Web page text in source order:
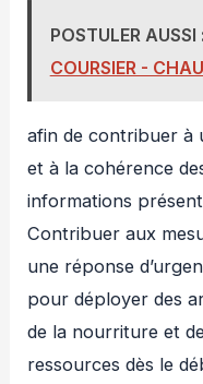
POSTULER AUSSI :
COURSIER -
afin de contribuer à
et à la cohérence
informations
Contribuer aux
une réponse
pour déployer des
de la nourriture et
ressources dès le